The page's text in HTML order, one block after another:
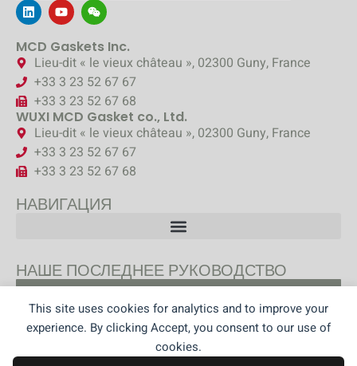
This site uses cookies for analytics and to improve your
experience. By clicking Accept, you consent to our use of
cookies.
MCD Gaskets Inc.
Lieu-dit « le vieux château », 02300 Guny, France
+33 3 23 52 67 67
+33 3 23 52 67 68
WUXI MCD Gasket co., Ltd.
Lieu-dit « le vieux château », 02300 Guny, France
+33 3 23 52 67 67
+33 3 23 52 67 68
НАВИГАЦИЯ
НАШЕ ПОСЛЕДНЕЕ РУКОВОДСТВО
РЕКОМЕНДАЦИЯХ